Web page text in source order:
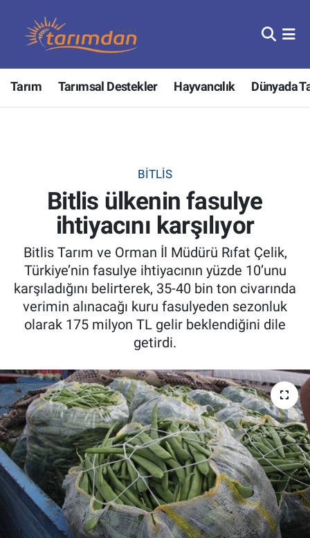
Tarım Tarımsal Destekler Hayvancılık Dünyada
BITLIS
Bitlis ülkenin fasulye
ihtiyacını karşılıyor
Bitlis Tarım ve Orman İl Müdürü Rıfat Çelik,
Türkiye’nin fasulye ihtiyacının yüzde 10’unu
karşıladığını belirterek, 35-40 bin ton civarında
verimin alınacağı kuru fasulyeden sezonluk
olarak 175 milyon TL gelir beklendiğini dile
getirdi.
Tarım
Hayvancılık
Tarımsal Destekler
Tarım Bakanlığı
TZOB
Tarım Kredi Kooperatifleri
Et fiyatları
Tarım Bilgisi
Yetiştirici Soruyor
Dünyada Tarım
Üretici Birlikleri
Nöbetçi Eczaneler
Hava Durumu
Tüm Manşetler
Son Dakika Haberleri
Haber Arşivi